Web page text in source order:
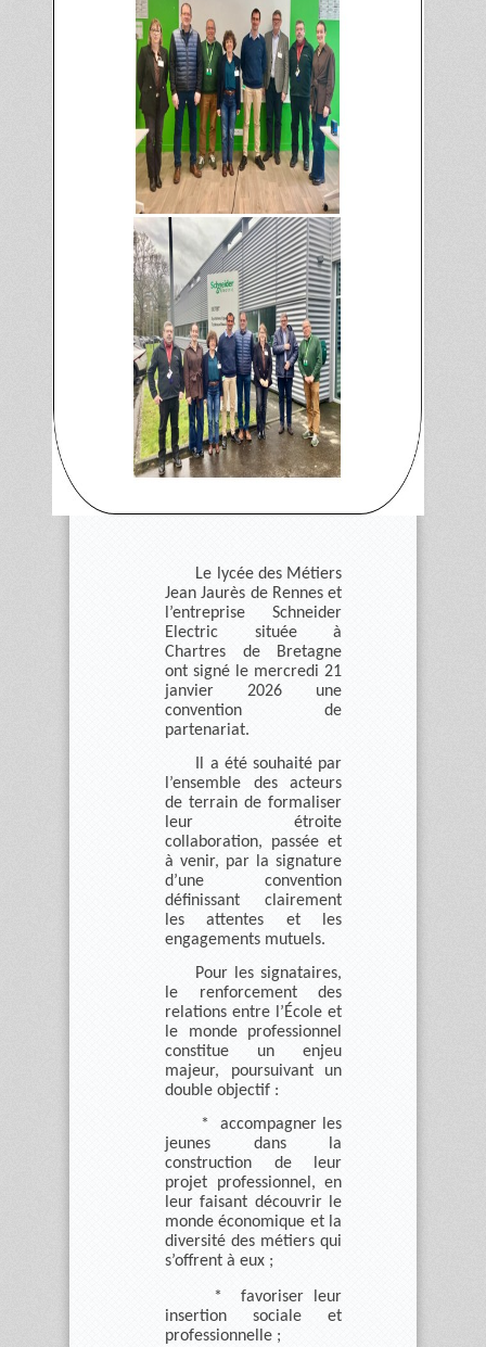
Le lycée des Métiers
Jean Jaurès de Rennes et
l’entreprise Schneider
Electric située à
Chartres de Bretagne
ont signé le mercredi 21
janvier 2026 une
convention de
partenariat.
Il a été souhaité par
l’ensemble des acteurs
de terrain de formaliser
leur étroite
collaboration, passée et
à venir, par la signature
d’une convention
définissant clairement
les attentes et les
engagements mutuels.
Pour les signataires,
le renforcement des
relations entre l’École et
le monde professionnel
constitue un enjeu
majeur, poursuivant un
double objectif :
* accompagner les
jeunes dans la
construction de leur
projet professionnel, en
leur faisant découvrir le
monde économique et la
diversité des métiers qui
s’offrent à eux ;
* favoriser leur
insertion sociale et
professionnelle ;